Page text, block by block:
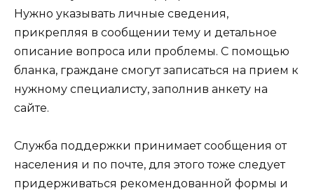
Нужно указывать личные сведения,
прикрепляя в сообщении тему и детальное
описание вопроса или проблемы. С помощью
бланка, граждане смогут записаться на прием к
нужному специалисту, заполнив анкету на
сайте.
Служба поддержки принимает сообщения от
населения и по почте, для этого тоже следует
придерживаться рекомендованной формы и